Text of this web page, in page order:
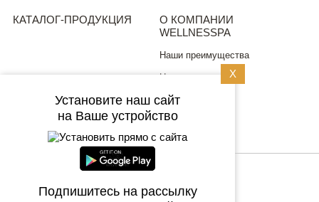
КАТАЛОГ-ПРОДУКЦИЯ
О КОМПАНИИ
WELLNESSPA
Наши преимущества
Новости
ПОЛИТИКА
КОНФИДЕНЦИАЛЬНОСТИ
8 (499) 704 0315
+7 (925) 746 8092
X
Установите наш сайт
на Ваше устройство
Подпишитесь на рассылку